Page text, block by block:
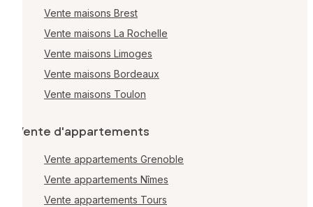
Vente maisons Brest
Vente maisons La Rochelle
Vente maisons Limoges
Vente maisons Bordeaux
Vente maisons Toulon
Vente d'appartements
Vente appartements Grenoble
Vente appartements Nîmes
Vente appartements Tours